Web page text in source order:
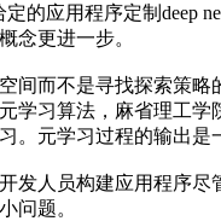
的应用程序定制deep
念更进一步。
间而不是寻找探索策略
学习算法，麻省理工
。元学习过程的输出
发人员构建应用程序尽
问题。